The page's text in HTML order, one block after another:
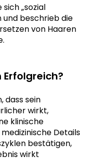
„sozial
und beschrieb die
von Haaren
dass sein
wirkt,
klinische
Details
bestätigen,
wirkt